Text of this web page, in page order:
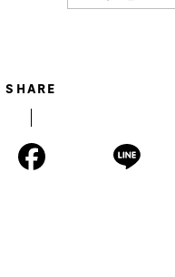
SHARE